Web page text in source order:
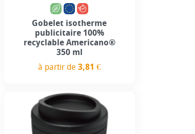
Gobelet isotherme
publicitaire 100%
recyclable Americano®
350 ml
à partir de3,81 €